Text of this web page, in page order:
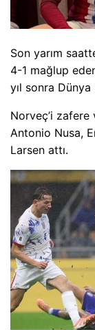
Son yarım
4-1 mağlup
yıl sonra Dünya
Norveç’i zafere
Antonio Nusa,
Larsen attı.